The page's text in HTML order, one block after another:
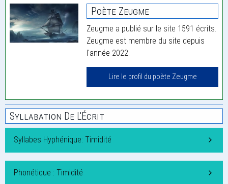
Poète Zeugme
Zeugme a publié sur le site 1591 écrits.
Zeugme est membre du site depuis
l'année 2022.
Lire le profil du poète Zeugme
Syllabation De L'Écrit
Syllabes Hyphénique: Timidité
Phonétique : Timidité